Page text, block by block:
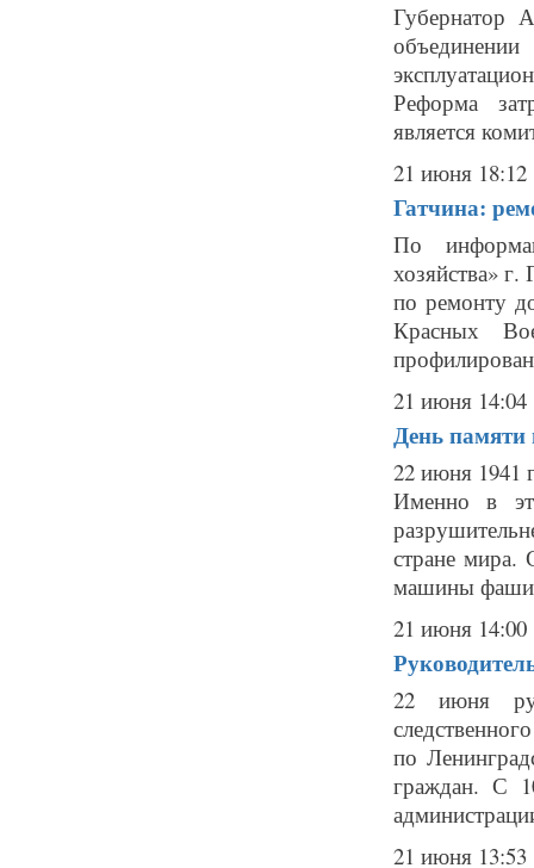
Губернатор
Реформа
является
21 июня 18:12
Гатчина:
По
хозяйства»
по ремонту
Красных
21 июня 14:04
День памяти
22 июня 1941
Именно в
стране мира.
машины
21 июня 14:00
22 июня
по
граждан. С
21 июня 13:53